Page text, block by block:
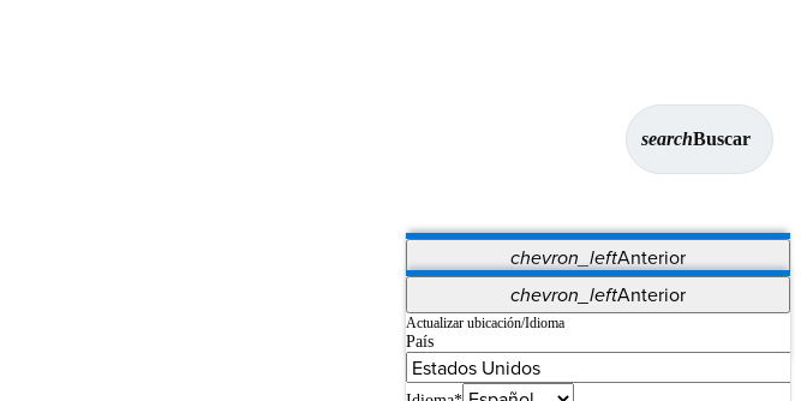
searchBuscar
chevron_leftAnterior
Vet Systems OrthoPedia Patient
Supplier Portal
Synergy Imaging & Resection
chevron_leftAnterior
Actualizar ubicación/Idioma
País